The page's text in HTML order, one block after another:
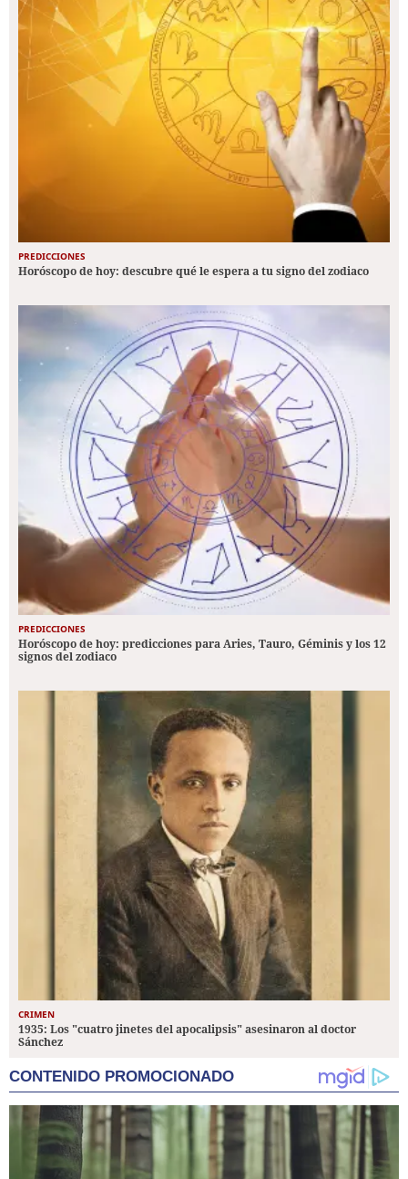
PREDICCIONES
Horóscopo de hoy: descubre qué le espera a tu signo del zodiaco
PREDICCIONES
Horóscopo de hoy: predicciones para Aries, Tauro, Géminis y los 12
signos del zodiaco
CRIMEN
1935: Los "cuatro jinetes del apocalipsis" asesinaron al doctor
Sánchez
CONTENIDO PROMOCIONADO